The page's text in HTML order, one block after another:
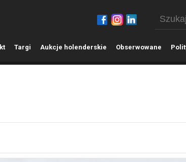
Targi Aukcje holenderskie Obserwowane P